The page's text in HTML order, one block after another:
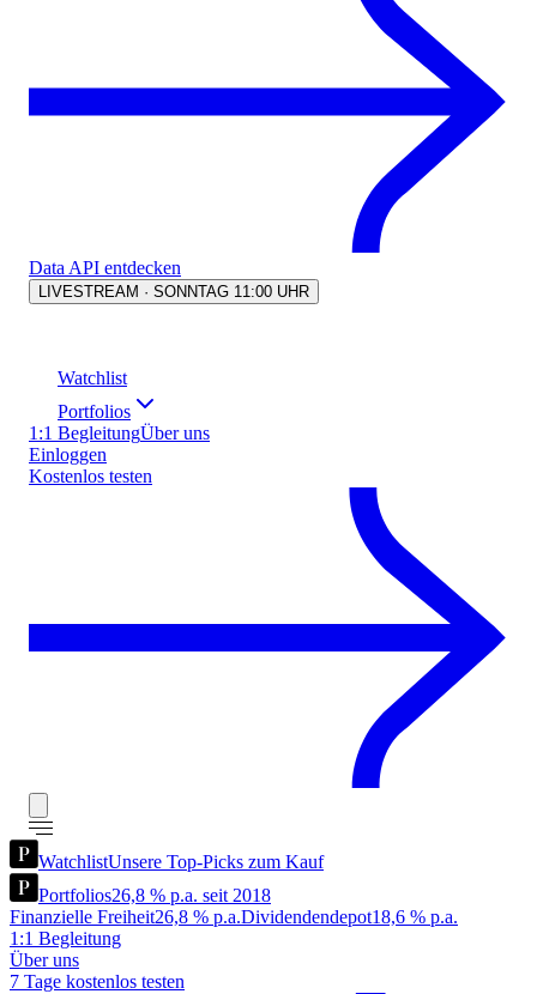
Data API entdecken
LIVESTREAM · SONNTAG 11:00 UHR
Watchlist
Portfolios
1:1 BegleitungÜber uns
Einloggen
Kostenlos testen
WatchlistUnsere Top-Picks zum Kauf
Portfolios26,8 % p.a. seit 2018
Finanzielle Freiheit26,8 % p.a.Dividendendepot18,6 % p.a.
1:1 Begleitung
Über uns
7 Tage kostenlos testen